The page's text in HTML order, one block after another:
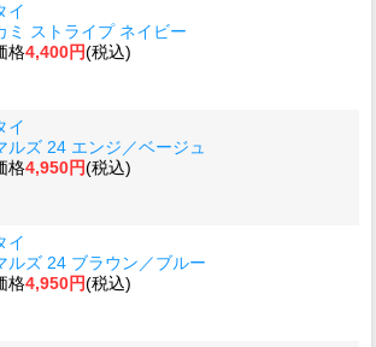
イ
ミ ストライプ ネイビー
格4,400円(税込)
イ
ルズ 24 エンジ／ベージュ
格4,950円(税込)
イ
ルズ 24 ブラウン／ブルー
格4,950円(税込)